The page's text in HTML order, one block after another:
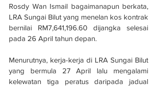
Rosdy Wan Ismail bagaimanapun berkata,
LRA Sungai Bilut yang menelan kos kontrak
bernilai RM7,641,196.60 dijangka selesai
pada 26 April tahun depan.
Menurutnya, kerja-kerja di LRA Sungai Bilut
yang bermula 27 April lalu mengalami
kelewatan tiga peratus daripada jadual